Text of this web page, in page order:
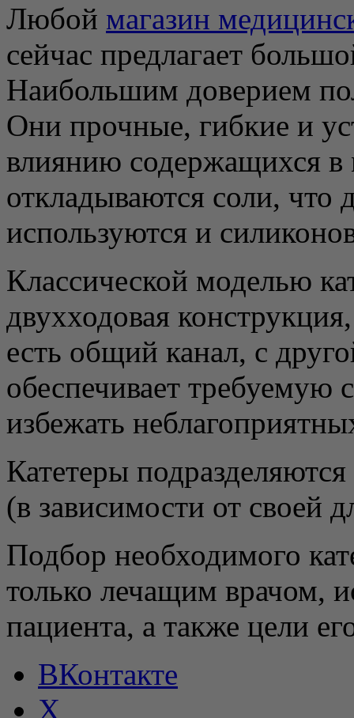
Любой магазин
сейчас предлагает
Наибольшим доверием
Они прочные, гибкие и
влиянию содержащихся в
откладываются соли, что
используются и
Классической моделью
двухходовая
есть общий канал, с
обеспечивает требуемую
избежать
Катетеры
(в зависимости от своей
Подбор необходимого
только лечащим врачом,
пациента, а также цели
ВКонтакте
X